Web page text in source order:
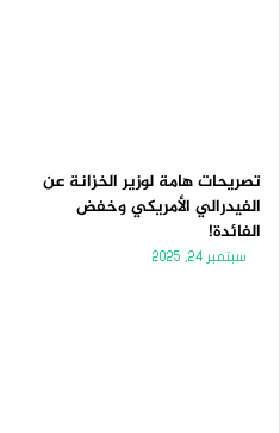
تصريحات هامة لوزير الخزانة عن
الفيدرالي الأمريكي وخفض
الفائدة!
سبتمبر 24, 2025